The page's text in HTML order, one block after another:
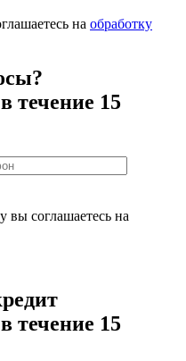
на обработку
течение 15
вы соглашаетесь на
течение 15